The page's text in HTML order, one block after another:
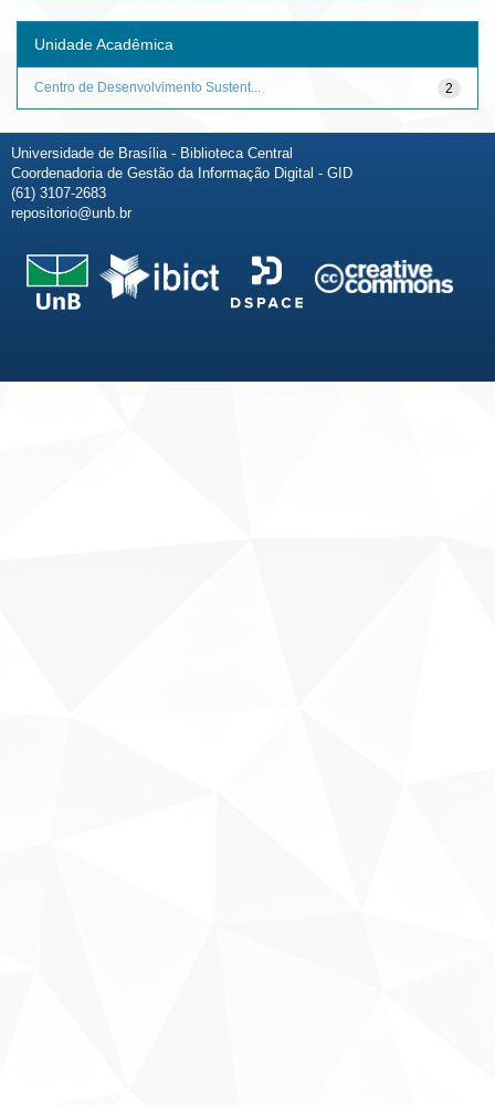
Unidade Acadêmica
2
Centro de Desenvolvimento Sustent...
Universidade de Brasília - Biblioteca Central
Coordenadoria de Gestão da Informação Digital - GID
(61) 3107-2683
repositorio@unb.br